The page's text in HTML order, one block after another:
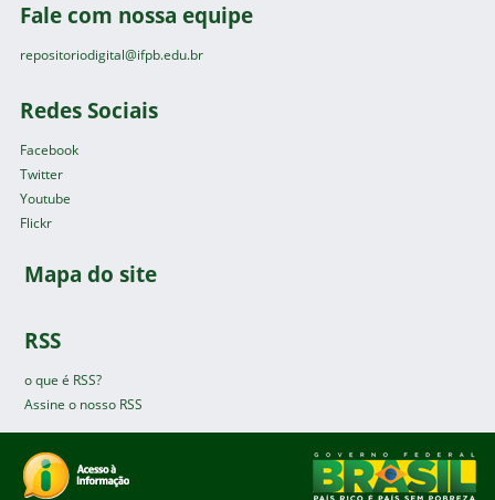
Fale com nossa equipe
repositoriodigital@ifpb.edu.br
Redes Sociais
Facebook
Twitter
Youtube
Flickr
Mapa do site
RSS
o que é RSS?
Assine o nosso RSS